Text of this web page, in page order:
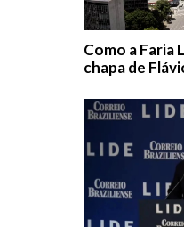
Como a Faria
chapa de